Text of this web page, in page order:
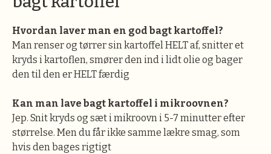
Hvordan laver man en god bagt kartoffel?
Man renser og tørrer sin kartoffel HELT af, snitter et
kryds i kartoflen, smører den ind i lidt olie og bager
den til den er HELT færdig
Kan man lave bagt kartoffel i mikroovnen?
Jep. Snit kryds og sæt i mikroovn i 5-7 minutter efter
størrelse. Men du får ikke samme lækre smag, som
hvis den bages rigtigt